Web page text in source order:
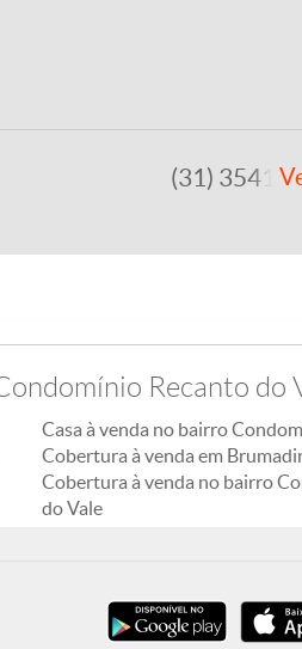
(31) 3541-
Recanto do
Casa à venda no bairro
Cobertura à venda em
Cobertura à venda no bairro
do Vale